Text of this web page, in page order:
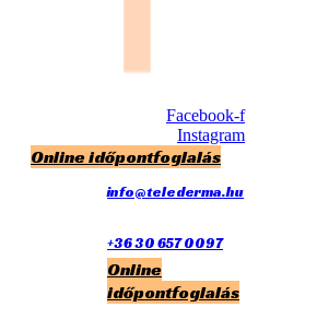
Facebook-f
Instagram
Online időpontfoglalás
info@telederma.hu
+36 30 657 0097
Online
időpontfoglalás